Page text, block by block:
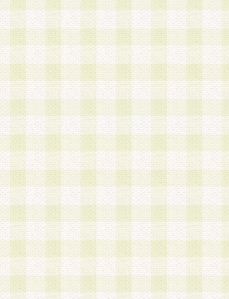
3.前項の定めに拘わらず、当社は、以下の目的に
意を 得ることなく、会員個人を識別できる情報
づき選定した委託業者に対して当社の責任におい
できるものとします。な お、当社は、当該委託
契約を締結しこれを遵守させるとともに、本規約
の注意をもって当該情報を使用させるものとし ま
a.本サービスに係る謝礼、景品、調査サンプル品
b.会員からの電話、メール等の問い合わせなどへ
c.モバイルリサーチ、またはグループ形式による
実施もしくは運営
d.その他これらに付随する業務
4.会員は、住所、電話番号その他の登録情報につ
合は、速やかに当社所定の変更手続きを行うもの
5.当社は、必要と認めた場合、会員に対して、電
手段により登録情報の対象者が会員登録者本人で
の内容が正確であること、アンケートの回答内容
うことができるものとます。
6.会員は、会員登録後当社が定期的に行う登録情
して、当社指定の期間内に更新手続きを行うもの
該期間内に更新手続きを行わない場合、その時点
発行したポイントは失効されるものとします。